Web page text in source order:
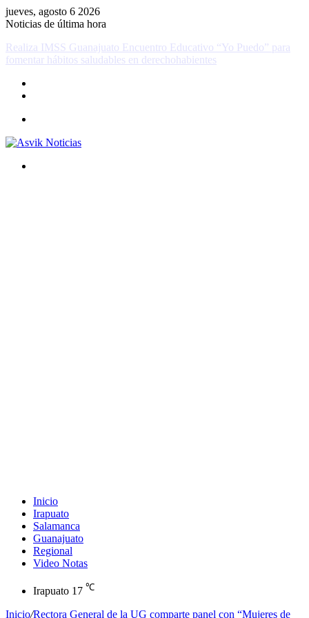
jueves, agosto 6 2026
Noticias de última hora
Realiza IMSS Guanajuato Encuentro Educativo “Yo Puedo” para
fomentar hábitos saludables en derechohabientes
Inicio
Irapuato
Salamanca
Guanajuato
Regional
Video Notas
Irapuato 17 ℃
Inicio/Rectora General de la UG comparte panel con “Mujeres de